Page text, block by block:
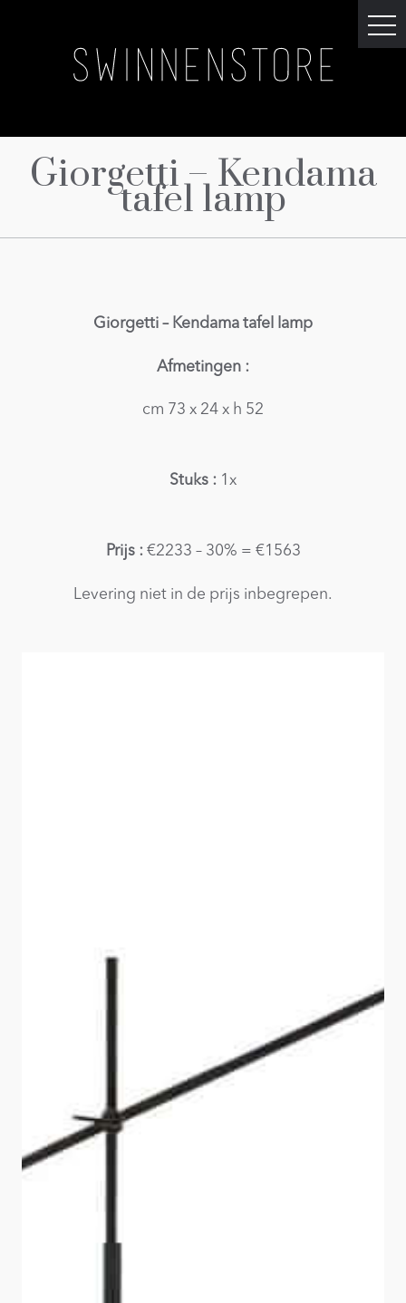
Giorgetti – Kendama
tafel lamp
Giorgetti – Kendama tafel lamp
Afmetingen :
cm 73 x 24 x h 52
Stuks : 1x
Prijs : €2233 – 30% = €1563
Levering niet in de prijs inbegrepen.